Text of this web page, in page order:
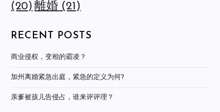
(20) 離婚 (21)
RECENT POSTS
商业侵权，变相的霸凌？
加州离婚紧急出庭，紧急的定义为何?
亲爹被孩儿告侵占，谁来评评理？